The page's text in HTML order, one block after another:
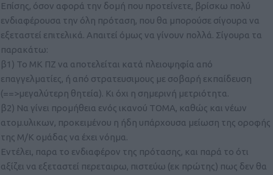
Επίσης, όσον αφορά την δομή που προτείνετε, βρίσκω πολύ
ενδιαφέρουσα την όλη πρόταση, που θα μπορούσε σίγουρα να
εξεταστεί επιτελικά. Απαιτεί όμως να γίνουν πολλά. Σίγουρα τα
παρακάτω:
β1) Το ΜΚ ΠΖ να αποτελείται κατά πλειοψηφία από
επαγγελματίες, ή από στρατευσιμους με σοβαρή εκπαίδευση
(==>μεγαλύτερη θητεία). Κι όχι η σημερινή μετριότητα.
β2) Να γίνει προμήθεια ενός ικανού ΤΟΜΑ, καθώς και νέων
ατομ.υλικων, προκειμένου η ήδη υπάρχουσα μείωση της οροφής
της Μ/Κ ομάδας να έχει νόημα.
Εντέλει, παρα το ενδιαφέρον της πρότασης, και παρά το ότι
αξίζει να εξεταστεί περεταιρω, πιστεύω (εκ πρώτης) πως δεν θα